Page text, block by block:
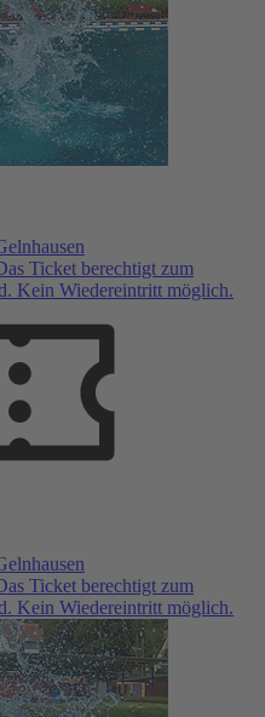
Ticket berechtigt zum
Kein Wiedereintritt möglich.
Ticket berechtigt zum
Kein Wiedereintritt möglich.